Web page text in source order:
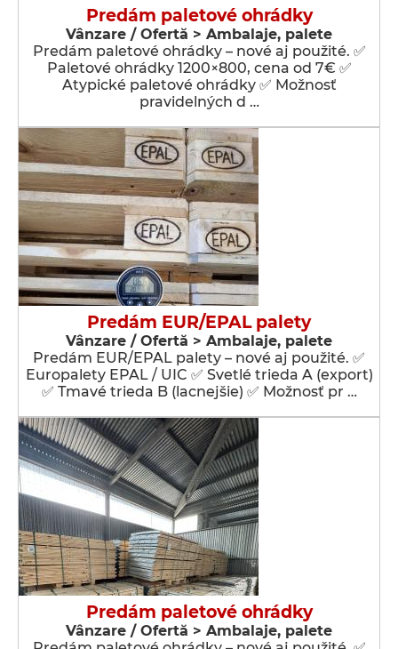
Predám paletové ohrádky
Vânzare / Ofertă > Ambalaje, palete
Predám paletové ohrádky – nové aj použité. ✅
Paletové ohrádky 1200×800, cena od 7€ ✅
Atypické paletové ohrádky ✅ Možnosť
pravidelných d …
Predám EUR/EPAL palety
Vânzare / Ofertă > Ambalaje, palete
Predám EUR/EPAL palety – nové aj použité. ✅
Europalety EPAL / UIC ✅ Svetlé trieda A (export)
✅ Tmavé trieda B (lacnejšie) ✅ Možnosť pr …
Predám paletové ohrádky
Vânzare / Ofertă > Ambalaje, palete